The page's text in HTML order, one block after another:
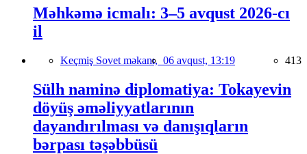
Məhkəmə icmalı: 3–5 avqust 2026-cı
il
Keçmiş Sovet məkanı, 06 avqust, 13:19 413
Sülh naminə diplomatiya: Tokayevin
döyüş əməliyyatlarının
dayandırılması və danışıqların
bərpası təşəbbüsü